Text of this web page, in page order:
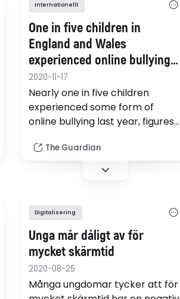
Internationellt
One in five children in
England and Wales
experienced online bullying
in 2019
2020-11-17
Nearly one in five children
experienced some form of
online bullying last year, figures
problem has worsened during
The Guardian
Digitalisering
Unga mår dåligt av för
mycket skärmtid
2020-08-25
Många ungdomar tycker att för